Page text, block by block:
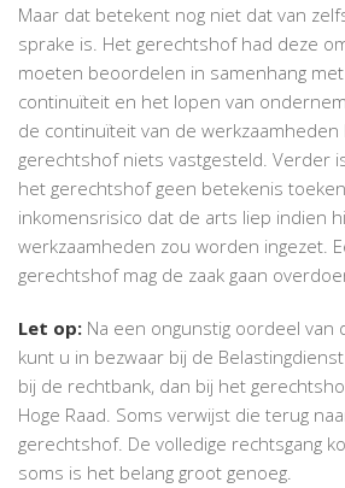
Maar dat betekent nog niet dat van
sprake is. Het gerechtshof had deze
moeten beoordelen in samenhang
continuïteit en het lopen van
de continuïteit van de
gerechtshof niets vastgesteld. Verder
het gerechtshof geen betekenis
inkomensrisico dat de arts liep indien
werkzaamheden zou worden ingezet.
gerechtshof mag de zaak gaan
Let op: Na een ongunstig oordeel van
kunt u in bezwaar bij de
bij de rechtbank, dan bij het
Hoge Raad. Soms verwijst die terug
gerechtshof. De volledige rechtsgang
soms is het belang groot genoeg.